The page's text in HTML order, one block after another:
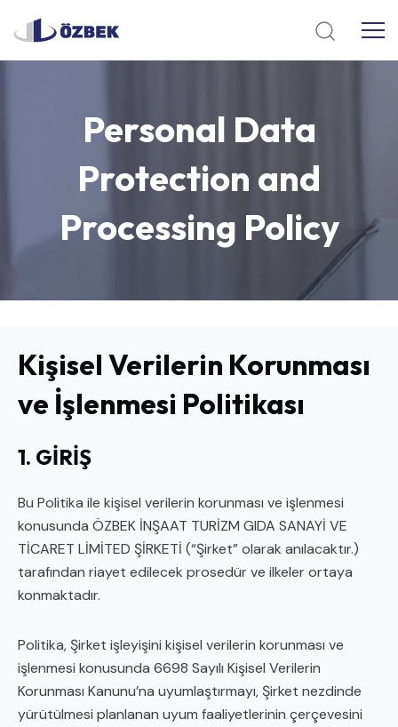
Personal Data
Protection and
Processing Policy
Kişisel Verilerin Korunması
ve İşlenmesi Politikası
1. GİRİŞ
Bu Politika ile kişisel verilerin korunması ve işlenmesi
konusunda ÖZBEK İNŞAAT TURİZM GIDA SANAYİ VE
TİCARET LİMİTED ŞİRKETİ (“Şirket” olarak anılacaktır.)
tarafından riayet edilecek prosedür ve ilkeler ortaya
konmaktadır.
Politika, Şirket işleyişini kişisel verilerin korunması ve
işlenmesi konusunda 6698 Sayılı Kişisel Verilerin
Korunması Kanunu’na uyumlaştırmayı, Şirket nezdinde
yürütülmesi planlanan uyum faaliyetlerinin çerçevesini